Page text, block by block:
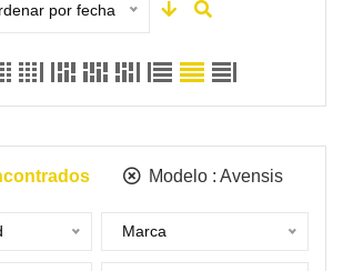
por fecha
Modelo : Avensis
Marca